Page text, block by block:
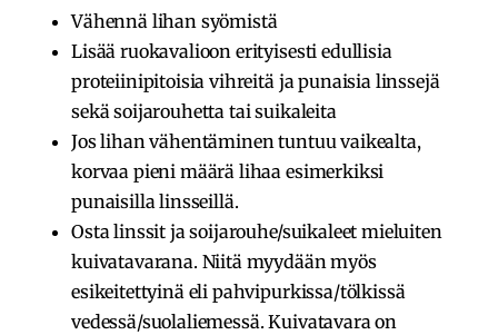
Vähennä lihan syömistä
Lisää ruokavalioon erityisesti edullisia
proteiinipitoisia vihreitä ja punaisia linssejä
sekä soijarouhetta tai suikaleita
Jos lihan vähentäminen tuntuu vaikealta,
korvaa pieni määrä lihaa esimerkiksi
punaisilla linsseillä.
Osta linssit ja soijarouhe/suikaleet mieluiten
kuivatavarana. Niitä myydään myös
esikeitettyinä eli pahvipurkissa/tölkissä
vedessä/suolaliemessä. Kuivatavara on